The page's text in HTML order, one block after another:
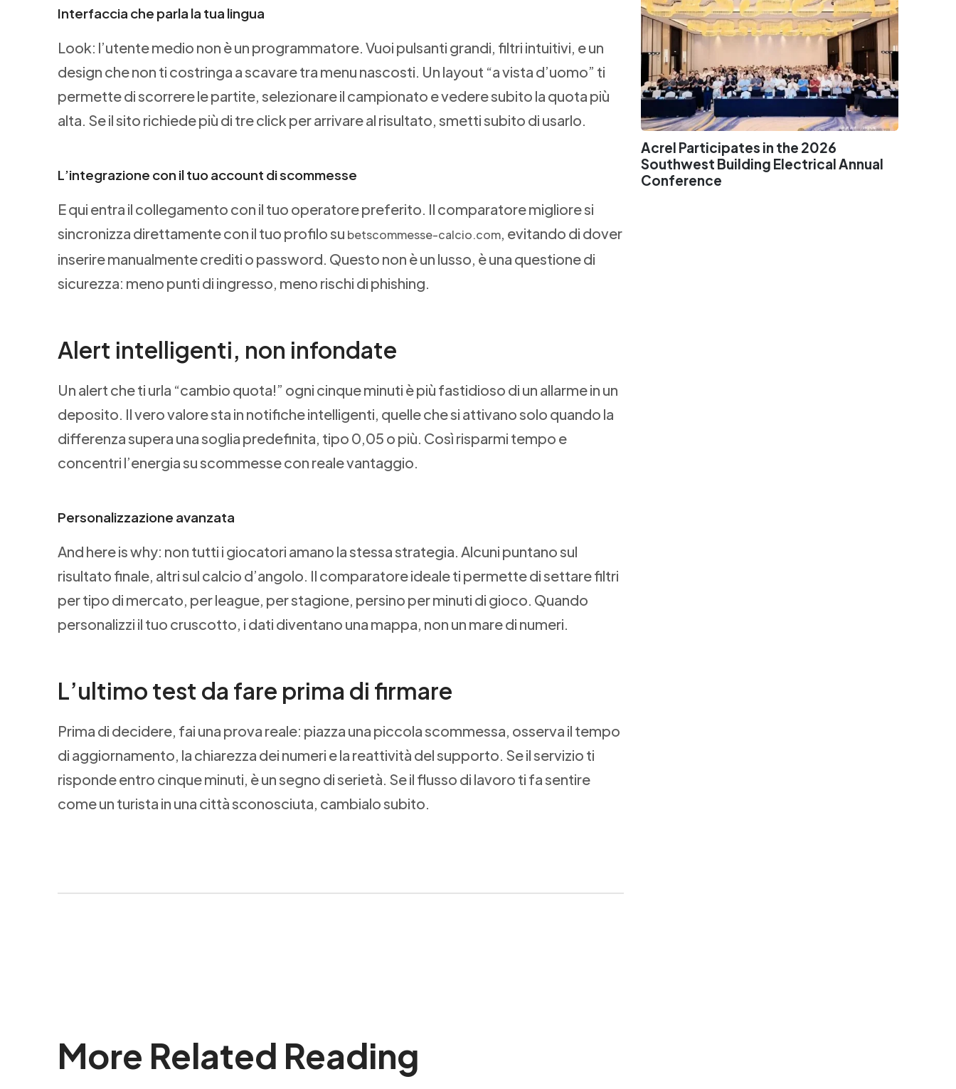
Interfaccia che parla la tua lingua
Look: l’utente medio non è un programmatore. Vuoi pulsanti grandi, filtri intuitivi, e un
design che non ti costringa a scavare tra menu nascosti. Un layout “a vista d’uomo” ti
permette di scorrere le partite, selezionare il campionato e vedere subito la quota più
alta. Se il sito richiede più di tre click per arrivare al risultato, smetti subito di usarlo.
L’integrazione con il tuo account di scommesse
E qui entra il collegamento con il tuo operatore preferito. Il comparatore migliore si
sincronizza direttamente con il tuo profilo su betscommesse-calcio.com, evitando di dover
inserire manualmente crediti o password. Questo non è un lusso, è una questione di
sicurezza: meno punti di ingresso, meno rischi di phishing.
Alert intelligenti, non infondate
Un alert che ti urla “cambio quota!” ogni cinque minuti è più fastidioso di un allarme in un
deposito. Il vero valore sta in notifiche intelligenti, quelle che si attivano solo quando la
differenza supera una soglia predefinita, tipo 0,05 o più. Così risparmi tempo e
concentri l’energia su scommesse con reale vantaggio.
Personalizzazione avanzata
And here is why: non tutti i giocatori amano la stessa strategia. Alcuni puntano sul
risultato finale, altri sul calcio d’angolo. Il comparatore ideale ti permette di settare filtri
per tipo di mercato, per league, per stagione, persino per minuti di gioco. Quando
personalizzi il tuo cruscotto, i dati diventano una mappa, non un mare di numeri.
L’ultimo test da fare prima di firmare
Prima di decidere, fai una prova reale: piazza una piccola scommessa, osserva il tempo
di aggiornamento, la chiarezza dei numeri e la reattività del supporto. Se il servizio ti
risponde entro cinque minuti, è un segno di serietà. Se il flusso di lavoro ti fa sentire
come un turista in una città sconosciuta, cambialo subito.
Acrel Participates in the 2026
Southwest Building Electrical Annual
Conference
More Related Reading